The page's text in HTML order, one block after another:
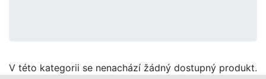
V této kategorii se nenachází žádný dostupný produkt.